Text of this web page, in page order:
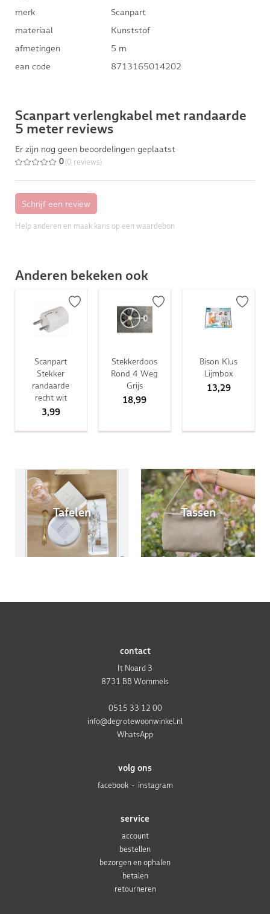
merk
Scanpart
materiaal
Kunststof
afmetingen
5 m
ean code
8713165014202
Scanpart verlengkabel met randaarde
5 meter reviews
Er zijn nog geen beoordelingen geplaatst
0 (0 reviews)
Help anderen en maak kans op een waardebon
Anderen bekeken ook
Scanpart
Stekker
randaarde
recht wit
3,99
Stekkerdoos
Rond 4 Weg
Grijs
18,99
Bison Klus
Lijmbox
13,29
Tafelen Tassen
service
account
bestellen
bezorgen en ophalen
betalen
retourneren
volg ons
facebook
instagram
contact
It Noard 3
8731 BB Wommels
0515 33 12 00
info@degrotewoonwinkel.nl
WhatsApp